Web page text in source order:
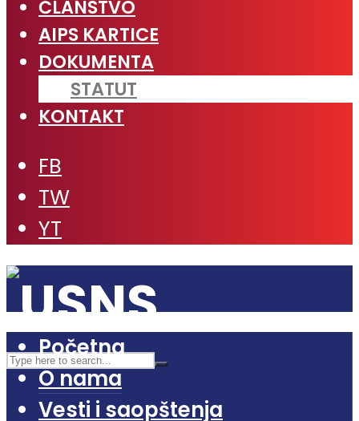
ČLANSTVO
AIPS KARTICE
DOKUMENTA
STATUT
KONTAKT
FB
TW
YT
Početna
O nama
Vesti i saopštenja